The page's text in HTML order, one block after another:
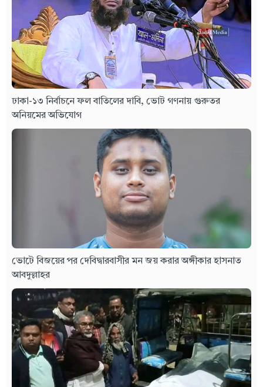
ঢাকা-১৩ নির্বাচনে ফল বাতিলের দাবি, ভোট গণনায় গুরুতর
অনিয়মের অভিযোগ
ভোটে বিজয়ের পর দেবিদ্বারবাসীর মন জয় করার অঙ্গীকার হাসনাত
আবদুল্লাহর